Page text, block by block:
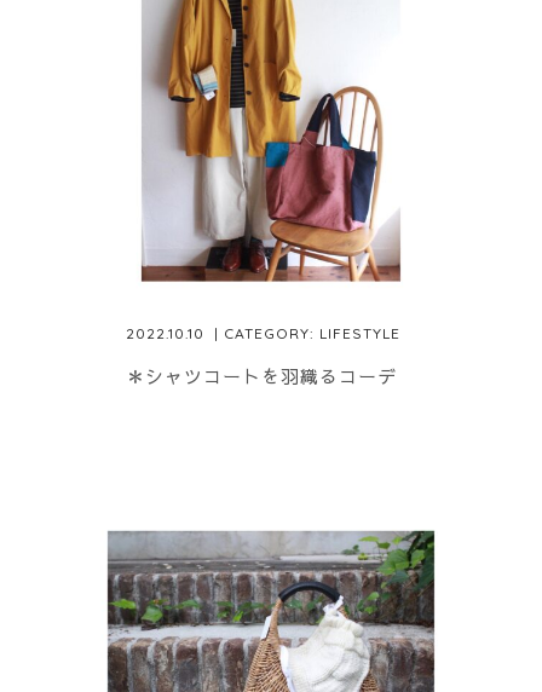
2022.10.10 | CATEGORY: LIFESTYLE
＊シャツコートを羽織るコーデ